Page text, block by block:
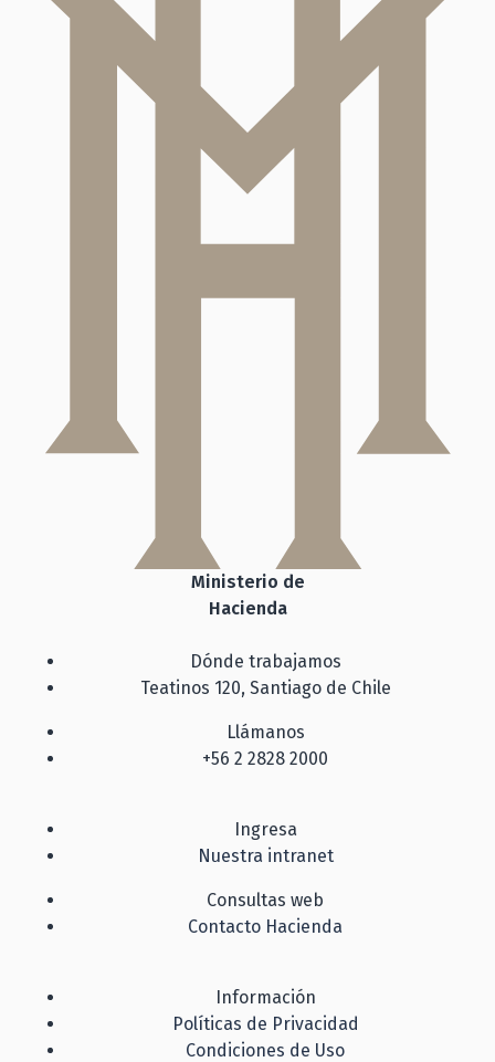
Ministerio de
Hacienda
Dónde trabajamos
Teatinos 120, Santiago de Chile
Llámanos
+56 2 2828 2000
Ingresa
Nuestra intranet
Consultas web
Contacto Hacienda
Información
Políticas de Privacidad
Condiciones de Uso